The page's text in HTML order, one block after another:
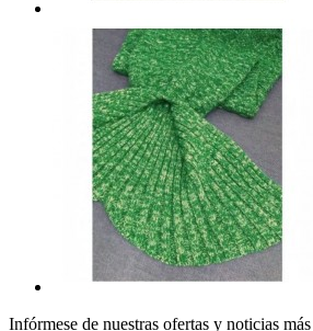
Infórmese de nuestras ofertas y noticias